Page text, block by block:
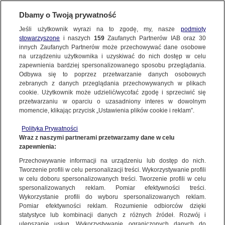
BIURO REKLAMY TVN MEDIA
WYBIERZ STRONĘ
HBO MAX
Player.pl
TVN24 +
TVN
TVN7
TTV
METRO.TV​
TVN24.pl
DiscoveryChannel.pl
TVN Style
Travel Channel​
HGTV
Food Network
TVNFABULA.PL
Dzień Dobry TVN
Co za Tydzień
REWOLUCJE W KUCHNI
RAJSKA MIŁOŚĆ
ŻYCIE JAK W BAJCE
To serwis, gdzie rządzą apetyczne zdjęcia i przepisy, którym po
prostu nie sposób się oprzeć. W serwisie Mojegotowanie.pl
użytkownik znajdzie także praktyczne wskazówki, jak jeść i
gotować sezonowo z wykorzystaniem nieoczywistych,
pomysłowych rozwiązań i trików, porady szefów kuchni oraz
najsłynniejszych osobowości ze świata kulinariów, a także
praktyczne patenty doświadczonych miłośników dobrego
jedzenia. Mojegotowanie.pl to również źródło inspiracji, jak
zamienić każdą zwyczajną kuchnię w najlepsze miejsce na ziemi.
W wyborze potraw pomaga wypozycjonowana baza
przepisów na klasyczne dania z kuchni polskiej i kuchni świata.
Dbamy o Twoją prywatność
Jeśli użytkownik wyrazi na to zgodę, my, nasze podmioty
stowarzyszone i naszych 159Zaufanych Partnerów IAB oraz 30
innych Zaufanych Partnerów może przechowywać dane osobowe
na urządzeniu użytkownika i uzyskiwać do nich dostęp w celu
zapewnienia bardziej spersonalizowanego sposobu przeglądania.
Odbywa się to poprzez przetwarzanie danych osobowych
zebranych z danych przeglądania przechowywanych w plikach
cookie. Użytkownik może udzielić/wycofać zgodę i sprzeciwić się
przetwarzaniu w oparciu o uzasadniony interes w dowolnym
momencie, klikając przycisk „Ustawienia plików cookie i reklam”.
Polityka Prywatności
Wraz z naszymi partnerami przetwarzamy dane w celu
zapewnienia:
Przechowywanie informacji na urządzeniu lub dostęp do nich.
Tworzenie profili w celu personalizacji treści. Wykorzystywanie profili
w celu doboru spersonalizowanych treści. Tworzenie profili w celu
spersonalizowanych reklam. Pomiar efektywności treści.
Wykorzystanie profili do wyboru spersonalizowanych reklam.
Pomiar efektywności reklam. Rozumienie odbiorców dzięki
statystyce lub kombinacji danych z różnych źródeł. Rozwój i